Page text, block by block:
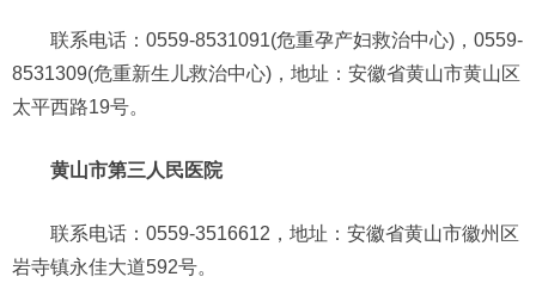
联系电话：0559-8531091(危重孕产妇救治中心)，0559-
8531309(危重新生儿救治中心)，地址：安徽省黄山市黄山区
太平西路19号。
黄山市第三人民医院
联系电话：0559-3516612，地址：安徽省黄山市徽州区
岩寺镇永佳大道592号。